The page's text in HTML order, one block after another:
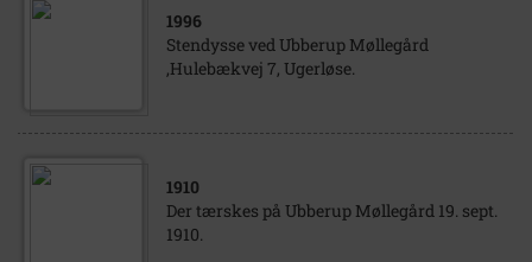
1996
Stendysse ved Ubberup Møllegård
,Hulebækvej 7, Ugerløse.
1910
Der tærskes på Ubberup Møllegård 19. sept.
1910.